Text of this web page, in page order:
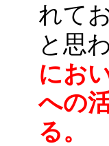
れて
と思
にお
への
る。